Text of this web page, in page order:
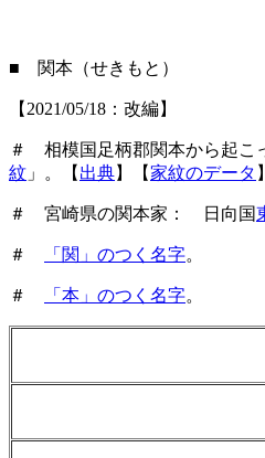
■ 関本（せきもと）
【2021/05/18：改編】
＃ 相模国足柄郡関本から起こ
紋 」 。【 出典】【家紋のデータ 】
＃ 宮崎県の関本家： 日向国
＃ 「関」のつく名字。
＃ 「本」のつく名字。